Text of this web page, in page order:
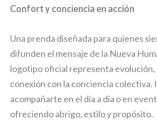
Confort y conciencia en acción
Una prenda diseñada para quienes
difunden el mensaje de la Nueva
logotipo oficial representa evolución,
conexión con la conciencia colectiva.
acompañarte en el día a día o en
ofreciendo abrigo, estilo y propósito.